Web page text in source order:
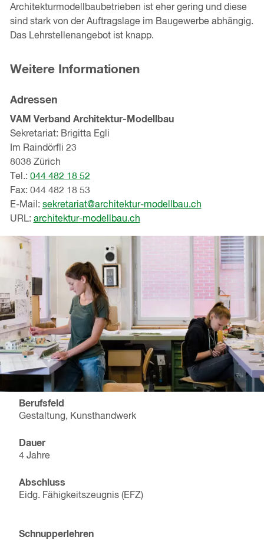
Architekturmodellbaubetrieben ist eher gering und diese
sind stark von der Auftragslage im Baugewerbe abhängig.
Das Lehrstellenangebot ist knapp.
Weitere Informationen
Adressen
VAM Verband Architektur-Modellbau
Sekretariat: Brigitta Egli
Im Raindörfli 23
8038 Zürich
Tel.: 044 482 18 52
Fax: 044 482 18 53
E-Mail: sekretariat@architektur-modellbau.ch
URL: architektur-modellbau.ch
Berufsfeld
Gestaltung, Kunsthandwerk
Dauer
4 Jahre
Abschluss
Eidg. Fähigkeitszeugnis (EFZ)
Schnupperlehren